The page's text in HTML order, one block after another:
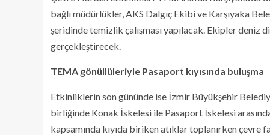
bağlı müdürlükler, AKS Dalgıç Ekibi ve Karşıyaka
şeridinde temizlik çalışması yapılacak. Ekipler deniz
gerçekleştirecek.
TEMA gönüllüleriyle Pasaport kıyısında buluşma
Etkinliklerin son gününde ise İzmir Büyükşehir
birliğinde Konak İskelesi ile Pasaport İskelesi
kapsamında kıyıda biriken atıklar toplanırken